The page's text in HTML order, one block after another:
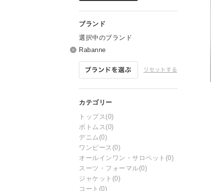
選択中のブランド
Rabanne
トップス (0)
ボトムス (0)
デニム (0)
ワンピース (0)
オールインワン・サロペット (0)
スーツ・フォーマル(0)
ジャケット (0)
コート (0)